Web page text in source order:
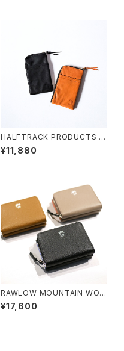
HALFTRACK PRODUCTS /
UNBANKED
¥11,880
RAWLOW MOUNTAIN WOR
KS / HILLARY WALLET（三つ
折り）
¥17,600